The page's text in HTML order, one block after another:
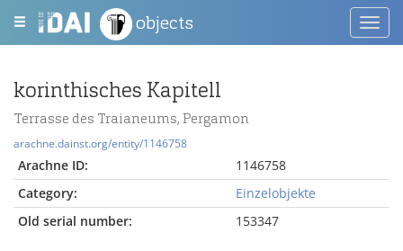
objects
korinthisches Kapitell
Terrasse des Traianeums, Pergamon
arachne.dainst.org/entity/1146758
Arachne ID:
1146758
Category:
Einzelobjekte
Old serial number:
153347